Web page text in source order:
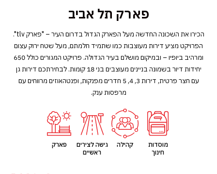
פארק תל אביב
הכירו את השכונה החדשה מעל הפארק הגדול בדרום העיר – "פארק tlv".
הפרויקט מציע דירות מעוצבות כמו שתמיד חלמתם, מעל שטח ירוק עצום
ומרהיב ביופיו – ובמיקום מושלם בעיר הגדולה. פרויקט המגורים כולל 650
יחידות דיור בשמונה בניינים מעוצבים בני 18 קומות. לבחירתכם דירות גן
עם חצר פרטית, דירות 3, 4, 5 חדרים מפנקות, ופנטהאוזים מרווחים עם
מרפסות ענק.
מוסדות
חינוך
קהילה
גישה לצירים
ראשיים
פארק